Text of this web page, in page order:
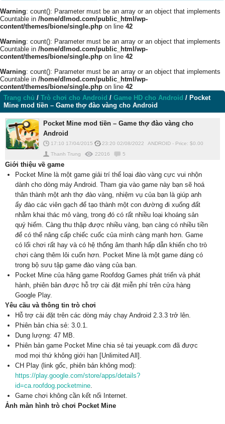
Warning: count(): Parameter must be an array or an object that implements
Countable in /home/dlmod.com/public_html/wp-
content/themes/bione/single.php on line 42
Warning: count(): Parameter must be an array or an object that implements
Countable in /home/dlmod.com/public_html/wp-
content/themes/bione/single.php on line 42
Warning: count(): Parameter must be an array or an object that implements
Countable in /home/dlmod.com/public_html/wp-
content/themes/bione/single.php on line 42
Trang chủ / Trò chơi cho Android / Game HD cho Android / Pocket
Mine mod tiền – Game thợ đào vàng cho Android
Pocket Mine mod tiền – Game thợ đào vàng cho
Android
17:10 17/04/2015 23:20 02/08/2022 ANDROID - Price: $0.00
Thanh Trung
22016 5
Giới thiệu về game
Pocket Mine là một game giải trí thể loại đào vàng cực vui nhộn
dành cho dòng máy Android. Tham gia vào game này bạn sẽ hoá
thân thành một anh thợ đào vàng, nhiệm vụ của bạn là giúp anh
ấy đào các viên gạch để tạo thành một con đường đi xuống đất
nhằm khai thác mỏ vàng, trong đó có rất nhiều loại khoáng sản
quý hiếm. Càng thu thập được nhiều vàng, bạn càng có nhiều tiền
để có thể nâng cấp chiếc cuốc của mình càng mạnh hơn. Game
có lối chơi rất hay và có hệ thống âm thanh hấp dẫn khiến cho trò
chơi càng thêm lôi cuốn hơn. Pocket Mine là một game đáng có
trong bộ sưu tập game đào vàng của bạn.
Pocket Mine của hãng game Roofdog Games phát triển và phát
hành, phiên bản được hỗ trợ cài đặt miễn phí trên cửa hàng
Google Play.
Yêu cầu và thông tin trò chơi
Hỗ trợ cài đặt trên các dòng máy chạy Android 2.3.3 trở lên.
Phiên bản chia sẻ: 3.0.1.
Dung lượng: 47 MB.
Phiên bản game Pocket Mine chia sẻ tại yeuapk.com đã được
mod mọi thứ không giới hạn [Unlimited All].
CH Play (link gốc, phiên bản không mod):
https://play.google.com/store/apps/details?
id=ca.roofdog.pocketmine.
Game chơi không cần kết nối Internet.
Ảnh màn hình trò chơi Pocket Mine